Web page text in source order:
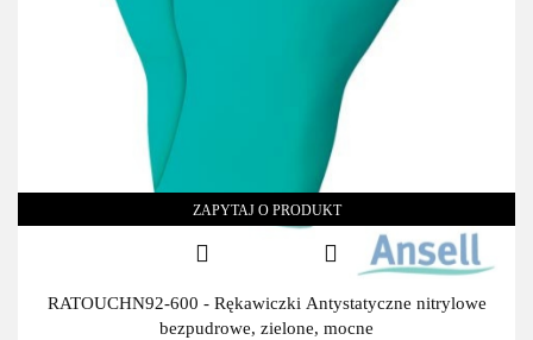
ZAPYTAJ O PRODUKT
RATOUCHN92-600 - Rękawiczki Antystatyczne nitrylowe
bezpudrowe, zielone, mocne